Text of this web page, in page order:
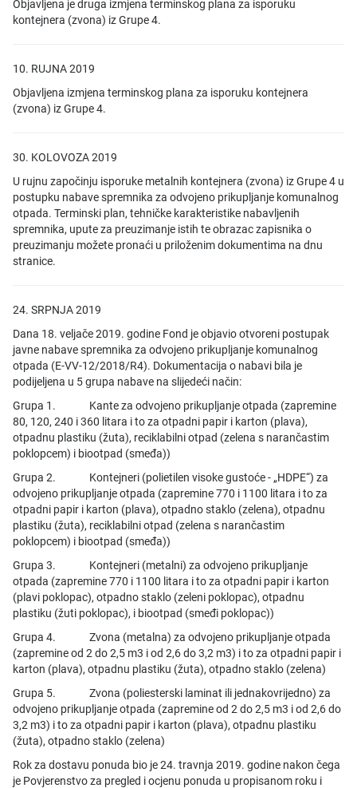
Objavljena je druga izmjena terminskog plana za isporuku
kontejnera (zvona) iz Grupe 4.
10. RUJNA 2019
Objavljena izmjena terminskog plana za isporuku kontejnera
(zvona) iz Grupe 4.
30. KOLOVOZA 2019
U rujnu započinju isporuke metalnih kontejnera (zvona) iz Grupe 4 u
postupku nabave spremnika za odvojeno prikupljanje komunalnog
otpada. Terminski plan, tehničke karakteristike nabavljenih
spremnika, upute za preuzimanje istih te obrazac zapisnika o
preuzimanju možete pronaći u priloženim dokumentima na dnu
stranice.
24. SRPNJA 2019
Dana 18. veljače 2019. godine Fond je objavio otvoreni postupak
javne nabave spremnika za odvojeno prikupljanje komunalnog
otpada (E-VV-12/2018/R4). Dokumentacija o nabavi bila je
podijeljena u 5 grupa nabave na slijedeći način:
Grupa 1. Kante za odvojeno prikupljanje otpada (zapremine
80, 120, 240 i 360 litara i to za otpadni papir i karton (plava),
otpadnu plastiku (žuta), reciklabilni otpad (zelena s narančastim
poklopcem) i biootpad (smeđa))
Grupa 2. Kontejneri (polietilen visoke gustoće - „HDPE“) za
odvojeno prikupljanje otpada (zapremine 770 i 1100 litara i to za
otpadni papir i karton (plava), otpadno staklo (zelena), otpadnu
plastiku (žuta), reciklabilni otpad (zelena s narančastim
poklopcem) i biootpad (smeđa))
Grupa 3. Kontejneri (metalni) za odvojeno prikupljanje
otpada (zapremine 770 i 1100 litara i to za otpadni papir i karton
(plavi poklopac), otpadno staklo (zeleni poklopac), otpadnu
plastiku (žuti poklopac), i biootpad (smeđi poklopac))
Grupa 4. Zvona (metalna) za odvojeno prikupljanje otpada
(zapremine od 2 do 2,5 m3 i od 2,6 do 3,2 m3) i to za otpadni papir i
karton (plava), otpadnu plastiku (žuta), otpadno staklo (zelena)
Grupa 5. Zvona (poliesterski laminat ili jednakovrijedno) za
odvojeno prikupljanje otpada (zapremine od 2 do 2,5 m3 i od 2,6 do
3,2 m3) i to za otpadni papir i karton (plava), otpadnu plastiku
(žuta), otpadno staklo (zelena)
Rok za dostavu ponuda bio je 24. travnja 2019. godine nakon čega
je Povjerenstvo za pregled i ocjenu ponuda u propisanom roku i